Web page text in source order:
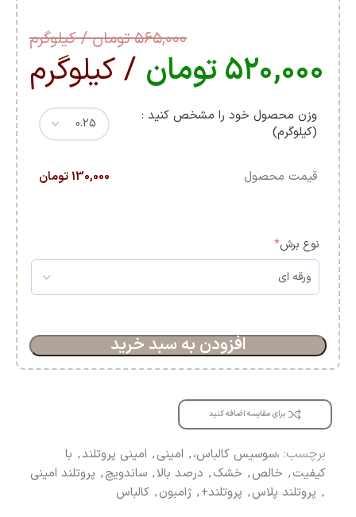
۵۶۵,۰۰۰ تومان/ کیلوگرم
۵۲۰,۰۰۰تومان / کیلوگرم
وزن محصول خود را مشخص کنید :
(کیلوگرم)
قیمت محصول 130,000 تومان
نوع برش*
افزودن به سبد خرید
برای مقایسه اضافه کنید
برچسب: ،سوسیس کالباس،, امینی, امینی پروتلند, با
کیفیت, خالص, خشک, درصد بالا, ساندویچ, پروتلند امینی
, پروتلند پلاس, پروتلند+, ژامبون, کالباس